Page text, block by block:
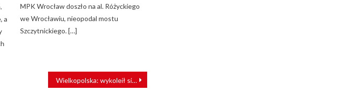
a
MPK Wrocław doszło na al. Różyckiego
we Wrocławiu, nieopodal mostu
Szczytnickiego. […]
Wielkopolska: wykoleił się pociąg towarowy. Duże utrudnienia na linii